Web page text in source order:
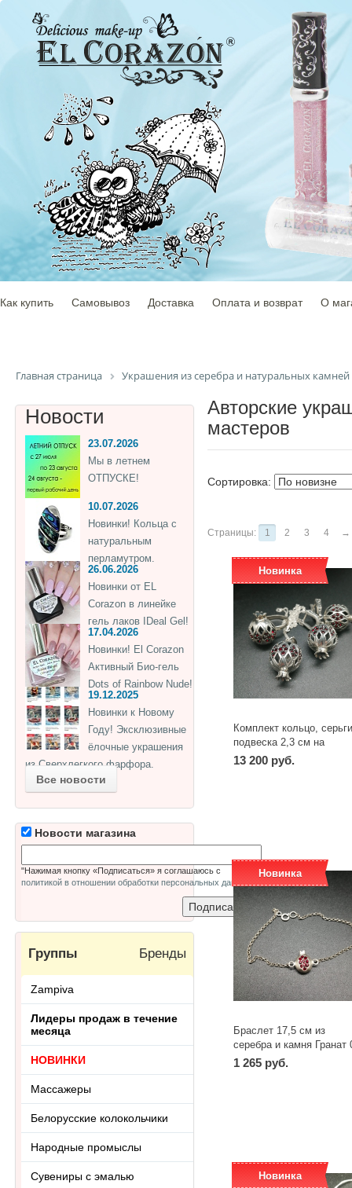
Как купить Самовывоз Доставка Оплата и возврат О
Главная страница Украшения из серебра и натуральных камней
Авторские
мастеров
Сортировка:
Страницы: 1 2 3 4 →
Новинка
Комплект кольцо,
подвеска 2,3 см на
цепочке 44 см из
и Граната
13 200 руб.
Новинка
Браслет 17,5 см из
серебра и камня Гранат
1 265 руб.
Новинка
Новости
23.07.2026
Мы в летнем
ОТПУСКЕ!
10.07.2026
Новинки! Кольца с
натуральным
перламутром.
26.06.2026
Новинки от EL
Corazon в линейке
гель лаков IDeal Gel!
17.04.2026
Новинки! El Corazon
Активный Био-гель
Dots of Rainbow Nude!
19.12.2025
Новинки к Новому
Году! Эксклюзивные
ёлочные украшения
из Сверхлегкого фарфора.
Все новости
Новости магазина
"Нажимая кнопку «Подписаться» я соглашаюсь с
политикой в отношении обработки персональных данных
Группы Бренды
Zampiva
Лидеры продаж в течение
месяца
НОВИНКИ
Массажеры
Белорусские колокольчики
Народные промыслы
Сувениры с эмалью